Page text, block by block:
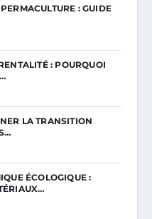
: GUIDE
: POURQUOI
LA TRANSITION
ÉCOLOGIQUE :